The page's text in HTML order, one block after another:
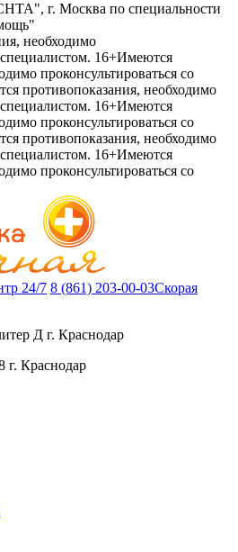
г. Москва по специальности
необходимо
16+Имеются
проконсультироваться со
противопоказания, необходимо
16+Имеются
проконсультироваться со
противопоказания, необходимо
16+Имеются
проконсультироваться со
24/7 8 (861) 203-00-03Скорая
Д г. Краснодар
г. Краснодар